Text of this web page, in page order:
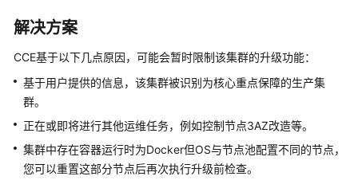
务
告
产
品
绍
解决方案
CCE基于以下几点原因，可能会暂时限制该集群的升级功能：
基于用户提供的信息，该集群被识别为核心重点保障的生产集
群。
正在或即将进行其他运维任务，例如控制节点3AZ改造等。
集群中存在容器运行时为Docker但OS与节点池配置不同的节点，
您可以重置这部分节点后再次执行升级前检查。